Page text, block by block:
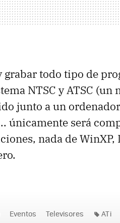
todo tipo de
NTSC y ATSC (un
junto a un
únicamente será
nada de WinXP,
Eventos Televisores ATi